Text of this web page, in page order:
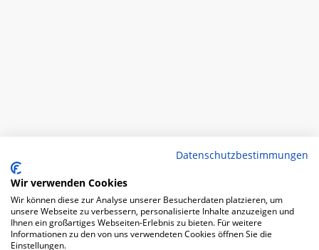
Datenschutzbestimmungen
Wir verwenden Cookies
Wir können diese zur Analyse unserer Besucherdaten platzieren, um
unsere Webseite zu verbessern, personalisierte Inhalte anzuzeigen und
Ihnen ein großartiges Webseiten-Erlebnis zu bieten. Für weitere
Informationen zu den von uns verwendeten Cookies öffnen Sie die
Einstellungen.